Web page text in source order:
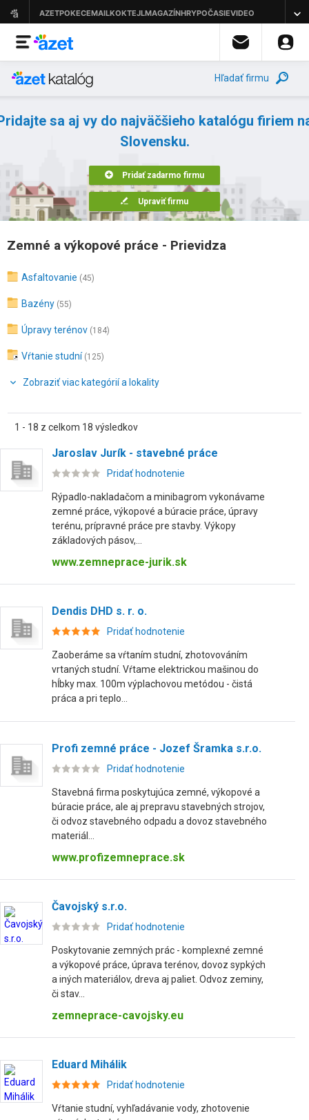
Hľadať firmu
sa aj vy do najväčšieho katalógu firiem
Slovensku.
Pridať zadarmo firmu
Upraviť firmu
Zemné a výkopové práce - Prievidza
Asfaltovanie (45)
Bazény (55)
Úpravy terénov (184)
Vŕtanie studní (125)
Zobraziť viac kategórií a lokality
1 - 18 z celkom 18 výsledkov
Jaroslav Jurík - stavebné práce
Pridať hodnotenie
Rýpadlo-nakladačom a minibagrom vykonávame
zemné práce, výkopové a búracie práce, úpravy
terénu, prípravné práce pre stavby. Výkopy
základových pásov,...
www.zemneprace-jurik.sk
Dendis DHD s. r. o.
Pridať hodnotenie
Zaoberáme sa vŕtaním studní, zhotovováním
vrtaných studní. Vŕtame elektrickou mašinou do
hĺbky max. 100m výplachovou metódou - čistá
práca a pri teplo...
Profi zemné práce - Jozef Šramka s.r.o.
Pridať hodnotenie
Stavebná firma poskytujúca zemné, výkopové a
búracie práce, ale aj prepravu stavebných strojov,
či odvoz stavebného odpadu a dovoz stavebného
materiál...
www.profizemneprace.sk
Čavojský s.r.o.
Pridať hodnotenie
Poskytovanie zemných prác - komplexné zemné
a výkopové práce, úprava terénov, dovoz sypkých
a iných materiálov, dreva aj paliet. Odvoz zeminy,
či stav...
zemneprace-cavojsky.eu
Eduard Mihálik
Pridať hodnotenie
Vŕtanie studní, vyhľadávanie vody, zhotovenie